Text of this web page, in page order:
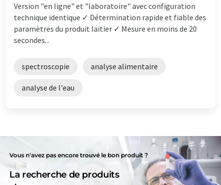
Version "en ligne" et "laboratoire" avec configuration
technique identique ✓ Détermination rapide et fiable des
paramètres du produit laitier ✓ Mesure en moins de 20
secondes...
spectroscopie analyse alimentaire
analyse de l'eau
Vous n'avez pas encore trouvé le bon produit ?
La recherche de produits